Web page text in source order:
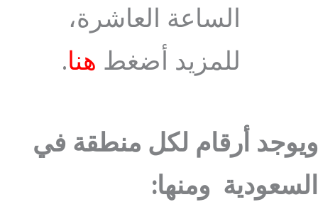
الساعة العاشرة،
للمزيد أضغط هنا.
ويوجد أرقام لكل منطقة في
السعودية ومنها: